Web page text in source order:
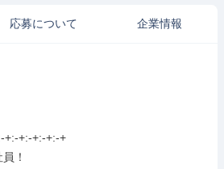
応募について 企業情報
+:-+:-+:-+:-+
！